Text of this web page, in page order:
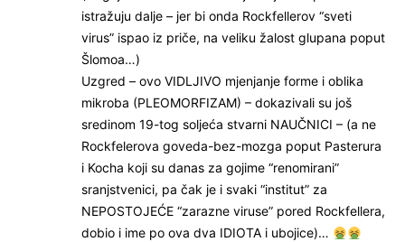
istražuju dalje – jer bi onda Rockfellerov “sveti
virus” ispao iz priče, na veliku žalost glupana poput
Šlomoa…)
Uzgred – ovo VIDLJIVO mjenjanje forme i oblika
mikroba (PLEOMORFIZAM) – dokazivali su još
sredinom 19-tog soljeća stvarni NAUČNICI – (a ne
Rockfelerova goveda-bez-mozga poput Pasterura
i Kocha koji su danas za gojime “renomirani”
sranjstvenici, pa čak je i svaki “institut” za
NEPOSTOJEĆE “zarazne viruse” pored Rockfellera,
dobio i ime po ova dva IDIOTA i ubojice)…